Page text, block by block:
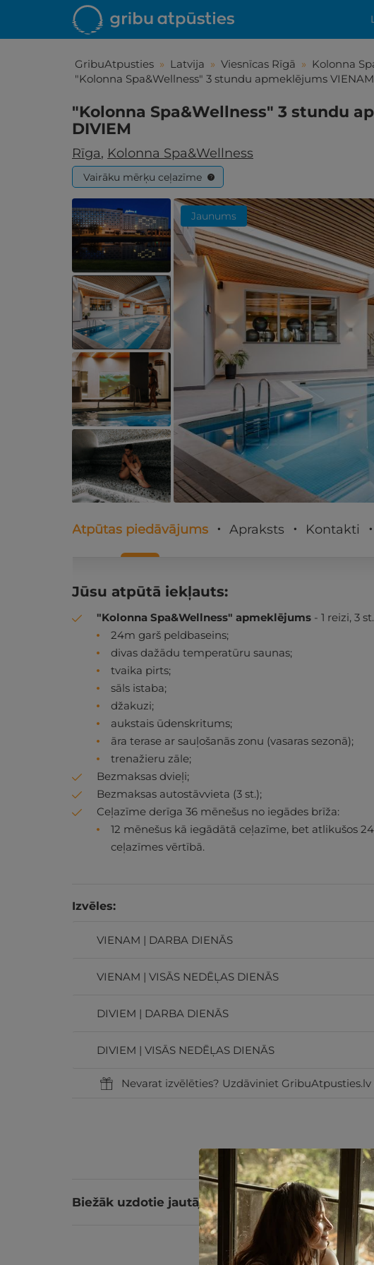
GribuAtpusties » Latvija » Viesnīcas Rīgā » Kolonna
"Kolonna Spa&Wellness" 3 stundu apmeklējums
"Kolonna Spa&Wellness" 3 stundu
DIVIEM
Rīga, Kolonna Spa&Wellness
Vairāku mērķu ceļazīme ?
Jaunums
Iepatikās
Līdz brīnišķīgai
Atpūtas piedāvājums Apraksts Kontakti
Jūsu atpūtā iekļauts:
"Kolonna Spa&Wellness" apmeklējums - 1 reizi, 3
24m garš peldbaseins;
divas dažādu temperatūru saunas;
tvaika pirts;
sāls istaba;
džakuzi;
aukstais ūdenskritums;
āra terase ar sauļošanās zonu (vasaras sezonā);
trenažieru zāle;
Bezmaksas dvieļi;
Bezmaksas autostāvvieta (3 st.);
Ceļazīme derīga 36 mēnešus no iegādes brīža:
12 mēnešus kā iegādātā ceļazīme, bet atlikušos
ceļazīmes vērtībā.
Izvēles:
VIENAM | DARBA DIENĀS
VIENAM | VISĀS NEDĒĻAS DIENĀS
DIVIEM | DARBA DIENĀS
DIVIEM | VISĀS NEDĒĻAS DIENĀS
Nevarat izvēlēties? Uzdāviniet
Biežāk uzdotie jautājumi